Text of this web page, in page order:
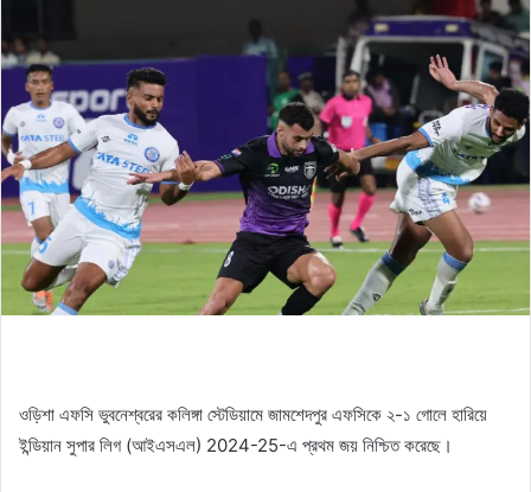
ওড়িশা এফসি ভুবনেশ্বরের কলিঙ্গা স্টেডিয়ামে জামশেদপুর এফসিকে ২-১ গোলে হারিয়ে
ইন্ডিয়ান সুপার লিগ (আইএসএল) 2024-25-এ প্রথম জয় নিশ্চিত করেছে।